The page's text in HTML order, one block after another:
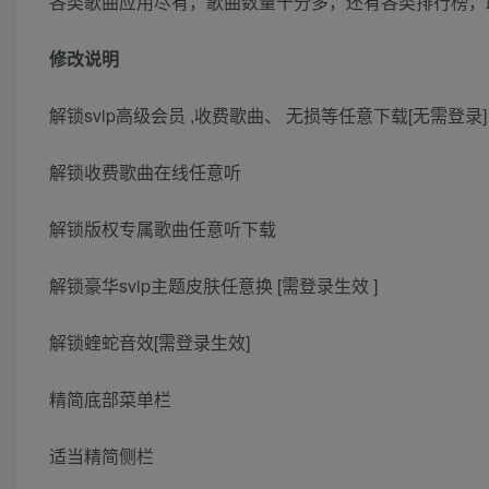
修改说明
解锁svip高级会员 ,收费歌曲、 无损等任意下载[无需登录]
解锁收费歌曲在线任意听
解锁版权专属歌曲任意听下载
解锁豪华svip主题皮肤任意换 [需登录生效 ]
解锁蝰蛇音效[需登录生效]
精简底部菜单栏
适当精简侧栏